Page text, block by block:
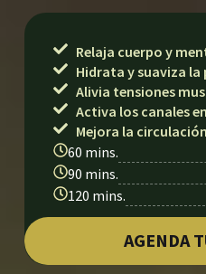
Relaja cuerpo y
Hidrata y suaviza la
Alivia tensiones
Activa los canales
Mejora la
60 mins.
90 mins.
120 mins.
AGENDA